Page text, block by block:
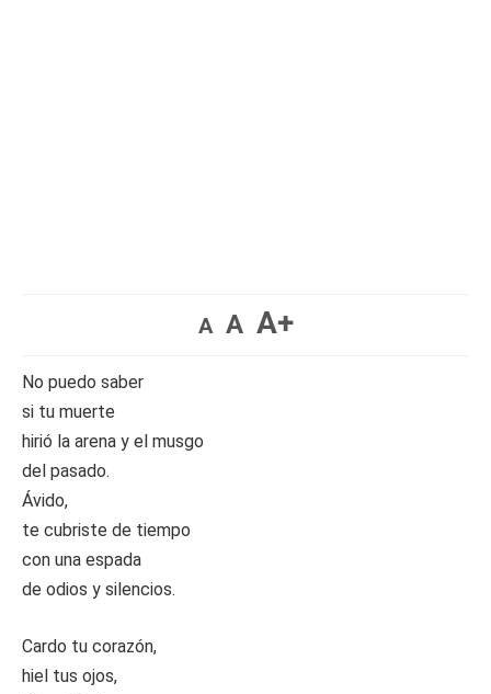
A A A+
No puedo saber
si tu muerte
hirió la arena y el musgo
del pasado.
Ávido,
te cubriste de tiempo
con una espada
de odios y silencios.
Cardo tu corazón,
hiel tus ojos,